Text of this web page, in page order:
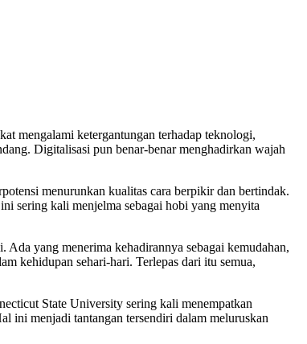
mengalami ketergantungan terhadap teknologi,
Digitalisasi pun benar-benar menghadirkan wajah
menurunkan kualitas cara berpikir dan bertindak.
sering kali menjelma sebagai hobi yang menyita
yang menerima kehadirannya sebagai kemudahan,
kehidupan sehari-hari. Terlepas dari itu semua,
State University sering kali menempatkan
ini menjadi tantangan tersendiri dalam meluruskan